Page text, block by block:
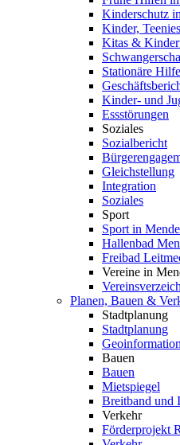
Kinderschutz
Kinder,
Kitas &
Stationäre
Kinder- und
Essstörungen
Soziales
Sozialbericht
Gleichstellung
Integration
Soziales
Sport
Sport in
Hallenbad
Freibad
Vereine in
Planen, Bauen &
Stadtplanung
Stadtplanung
Geoinformation
Bauen
Bauen
Mietspiegel
Breitband und
Verkehr
Förderprojekt